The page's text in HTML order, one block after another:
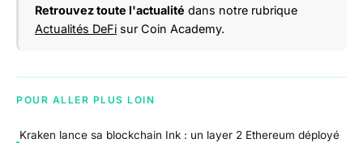
Retrouvez toute l'actualité dans notre rubrique
Actualités DeFi sur Coin Academy.
POUR ALLER PLUS LOIN
Kraken lance sa blockchain Ink : un layer 2 Ethereum déployé